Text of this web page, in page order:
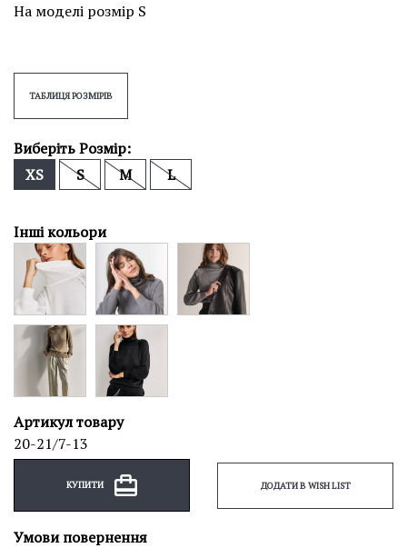
На моделі розмір S
ТАБЛИЦЯ РОЗМІРІВ
Виберіть Розмір:
XS
S M L
Інші кольори
Артикул товару
20-21/7-13
КУПИТИ ДОДАТИ В WISH LIST
Умови повернення